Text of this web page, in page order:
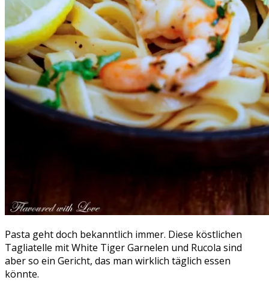
Pasta geht doch bekanntlich immer. Diese köstlichen
Tagliatelle mit White Tiger Garnelen und Rucola sind
aber so ein Gericht, das man wirklich täglich essen
könnte.